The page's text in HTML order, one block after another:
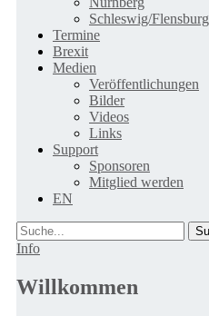
Schleswig/Flensburg
Termine
Brexit
Medien
Veröffentlichungen
Bilder
Videos
Links
Support
Sponsoren
Mitglied werden
EN
Suche
Info
Willkommen